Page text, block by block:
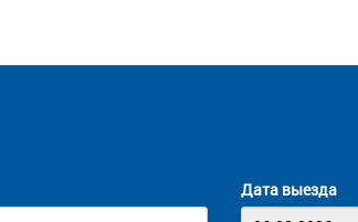
Дата выезда